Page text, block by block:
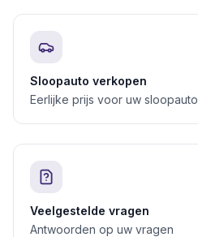
Sloopauto verkopen
Eerlijke prijs voor uw sloopauto
Veelgestelde vragen
Antwoorden op uw vragen